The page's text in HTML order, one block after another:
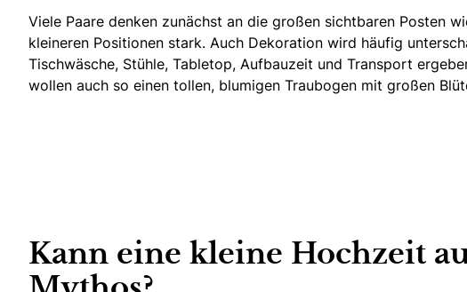
Viele Paare denken zunächst an die großen sichtbaren Posten
kleineren Positionen stark. Auch Dekoration wird häufig
Tischwäsche, Stühle, Tabletop, Aufbauzeit und Transport
wollen auch so einen tollen, blumigen Traubogen mit großen
Kann eine kleine Hochzeit